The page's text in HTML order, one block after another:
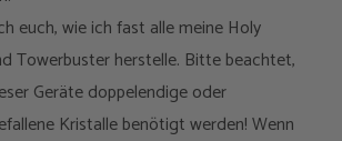
euch, wie ich fast alle meine Holy
Towerbuster herstelle. Bitte beachtet,
Geräte doppelendige oder
Kristalle benötigt werden! Wenn